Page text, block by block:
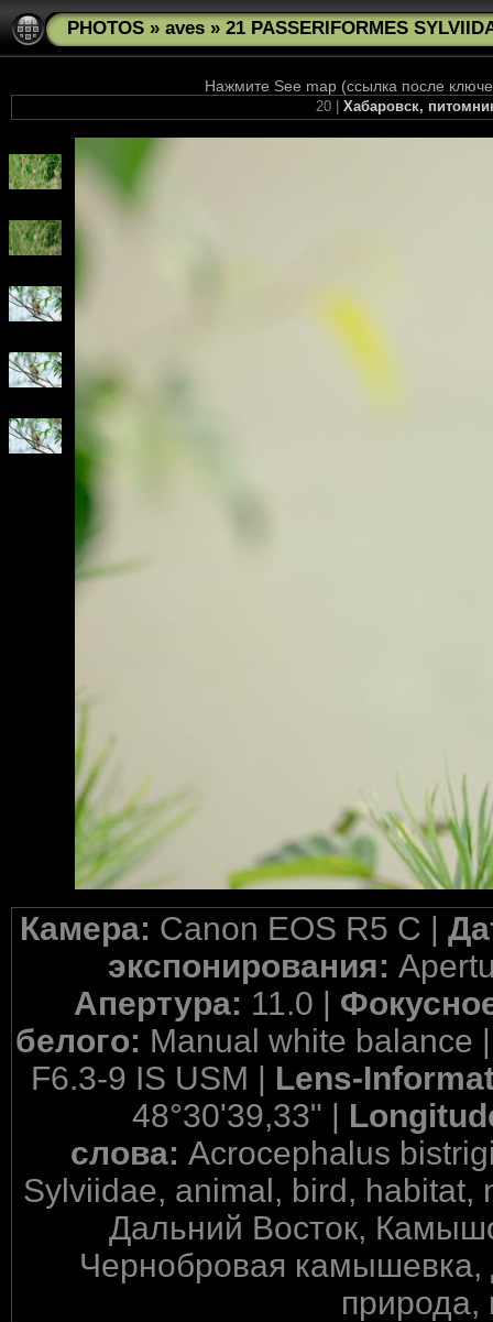
PHOTOS » aves » 21 PASSERIFORMES
Нажмите See map (ссылка после
20 |Хабаровск,
Камера: Canon EOS R5 C |
экспонирования:
Апертура: 11.0 |
белого: Manual white balance
F6.3-9 IS USM | Lens-
48°30'39,33" |
слова:Acrocephalus
Sylviidae, animal, bird, habitat,
Дальний Восток,
Чернобровая камышевка,
природа,